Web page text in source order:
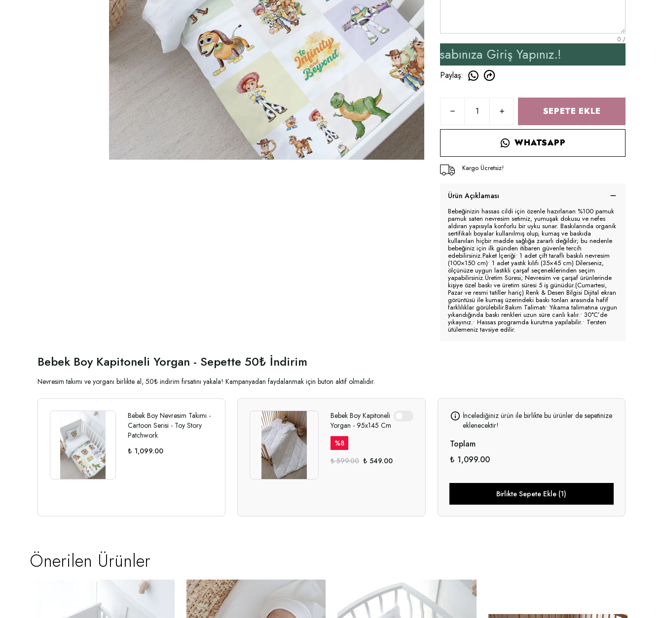
0 /
Yararlanmak İçin Üyelik İşleminizi Tamamlayınız, Üye İseniz Hesabınıza Giriş Yapınız.!
Paylaş:
SEPETE EKLE
WHATSAPP
Kargo Ücretsiz!
Ürün Açıklaması
Bebeğinizin hassas cildi için özenle hazırlanan %100 pamuk
pamuk saten nevresim setimiz, yumuşak dokusu ve nefes
aldıran yapısıyla konforlu bir uyku sunar. Baskılarında organik
sertifikalı boyalar kullanılmış olup, kumaş ve baskıda
kullanılan hiçbir madde sağlığa zararlı değildir; bu nedenle
bebeğiniz için ilk günden itibaren güvenle tercih
edebilirsiniz.Paket İçeriği• 1 adet çift taraflı baskılı nevresim
(100×150 cm)• 1 adet yastık kılıfı (35×45 cm) Dilerseniz,
ölçünüze uygun lastikli çarşaf seçeneklerinden seçim
yapabilirsiniz.Üretim Süresi; Nevresim ve çarşaf ürünlerinde
kişiye özel baskı ve üretim süresi 5 iş günüdür.(Cumartesi,
Pazar ve resmi tatiller hariç) Renk & Desen Bilgisi Dijital ekran
görüntüsü ile kumaş üzerindeki baskı tonları arasında hafif
farklılıklar görülebilir.Bakım Talimatı• Yıkama talimatına uygun
yıkandığında baskı renkleri uzun süre canlı kalır.• 30°C’de
yıkayınız.• Hassas programda kurutma yapılabilir.• Tersten
ütülemeniz tavsiye edilir.
Bebek Boy Kapitoneli Yorgan - Sepette 50₺ İndirim
Nevresim takımı ve yorganı birlikte al, 50₺ indirim fırsatını yakala! Kampanyadan faydalanmak için buton aktif olmalıdır.
Bebek Boy Nevresim Takımı -
Cartoon Serisi - Toy Story
Patchwork
₺ 1,099.00
Bebek Boy Kapitoneli
Yorgan - 95x145 Cm
%8
₺ 599.00 ₺ 549.00
İncelediğiniz ürün ile birlikte bu ürünler de sepetinize
eklenecektir!
Toplam
₺ 1,099.00
Birlikte Sepete Ekle (1)
Önerilen Ürünler